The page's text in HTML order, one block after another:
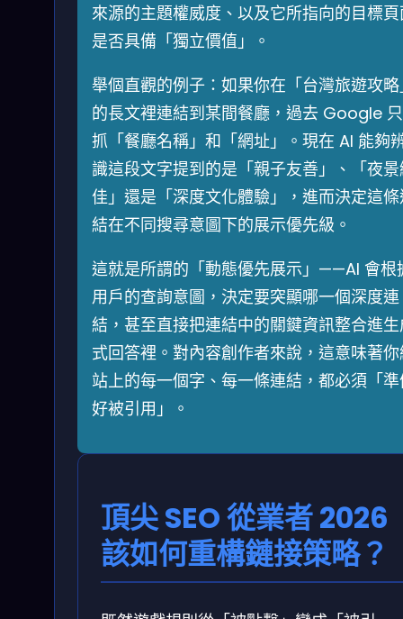
來源的主題權威度、以及它所指向的目標
是否具備「獨立價值」。
舉個直觀的例子：如果你在「台灣旅遊攻
的長文裡連結到某間餐廳，過去 Google
抓「餐廳名稱」和「網址」。現在 AI 能夠
識這段文字提到的是「親子友善」、「夜
佳」還是「深度文化體驗」，進而決定這
結在不同搜尋意圖下的展示優先級。
這就是所謂的「動態優先展示」——AI 會根
用戶的查詢意圖，決定要突顯哪一個深度連
結，甚至直接把連結中的關鍵資訊整合進
式回答裡。對內容創作者來說，這意味著
站上的每一個字、每一條連結，都必須「
好被引用」。
頂尖 SEO 從業者 2026
該如何重構鏈接策略？